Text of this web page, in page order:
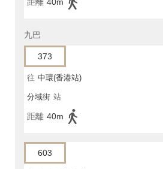
距離 40m
九巴
373
往 中環(香港站)
分域街 站
距離 40m
603